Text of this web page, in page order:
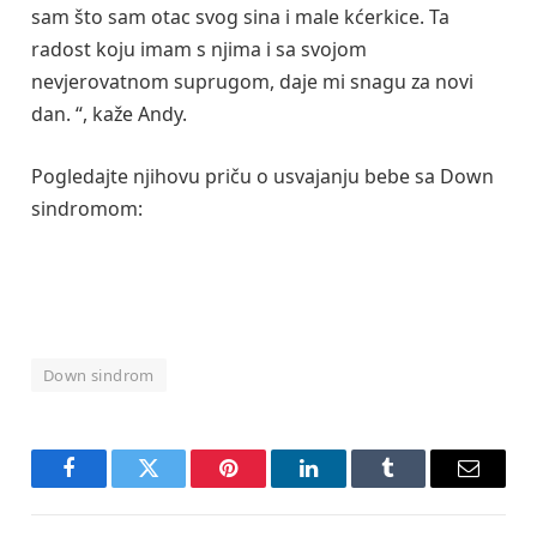
sam što sam otac svog sina i male kćerkice. Ta
radost koju imam s njima i sa svojom
nevjerovatnom suprugom, daje mi snagu za novi
dan. “, kaže Andy.
Pogledajte njihovu priču o usvajanju bebe sa Down
sindromom:
Down sindrom
FacebookTwitter Pinterest LinkedInTumblr Email